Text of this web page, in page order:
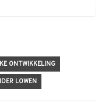
ONTWIKKELING
LOWEN